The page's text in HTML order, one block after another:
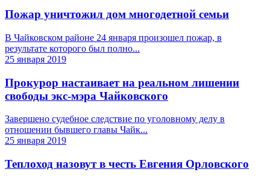
Пожар уничтожил дом многодетной семьи
В Чайковском районе 24 января произошел пожар, в
результате которого был полно...
25 января 2019
Прокурор настаивает на реальном лишении
свободы экс-мэра Чайковского
Завершено судебное следствие по уголовному делу в
отношении бывшего главы Чайк...
25 января 2019
Теплоход назовут в честь Евгения Орловского